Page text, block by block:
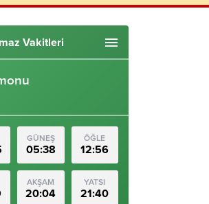
Vakitleri
GÜNEŞ
05:38
ÖĞLE
12:56
AKŞAM
20:04
YATSI
21:40